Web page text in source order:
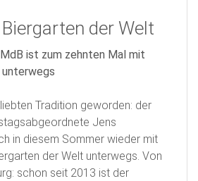
der Welt
ist zum zehnten Mal mit
Tradition geworden: der
Jens
in diesem Sommer wieder mit
der Welt unterwegs. Von
schon seit 2013 ist der